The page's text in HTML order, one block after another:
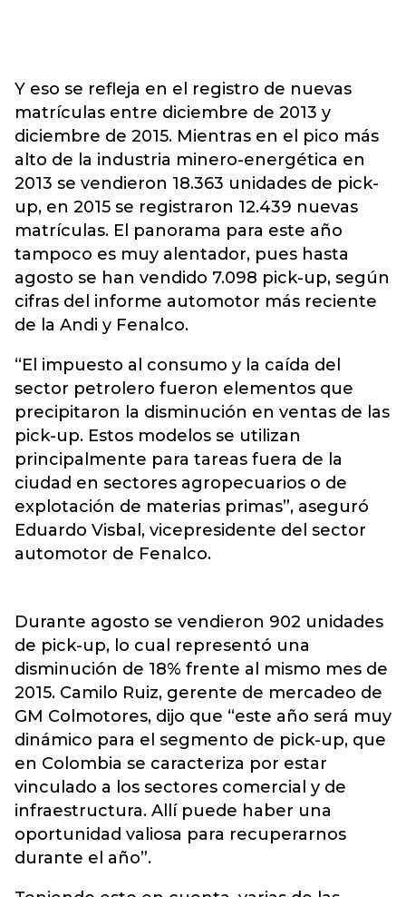
Y eso se refleja en el registro de nuevas
matrículas entre diciembre de 2013 y
diciembre de 2015. Mientras en el pico más
alto de la industria minero-energética en
2013 se vendieron 18.363 unidades de pick-
up, en 2015 se registraron 12.439 nuevas
matrículas. El panorama para este año
tampoco es muy alentador, pues hasta
agosto se han vendido 7.098 pick-up, según
cifras del informe automotor más reciente
de la Andi y Fenalco.
“El impuesto al consumo y la caída del
sector petrolero fueron elementos que
precipitaron la disminución en ventas de las
pick-up. Estos modelos se utilizan
principalmente para tareas fuera de la
ciudad en sectores agropecuarios o de
explotación de materias primas”, aseguró
Eduardo Visbal, vicepresidente del sector
automotor de Fenalco.
Durante agosto se vendieron 902 unidades
de pick-up, lo cual representó una
disminución de 18% frente al mismo mes de
2015. Camilo Ruiz, gerente de mercadeo de
GM Colmotores, dijo que “este año será muy
dinámico para el segmento de pick-up, que
en Colombia se caracteriza por estar
vinculado a los sectores comercial y de
infraestructura. Allí puede haber una
oportunidad valiosa para recuperarnos
durante el año”.